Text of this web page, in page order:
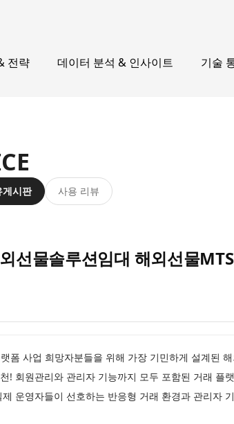
전략 데이터 분석 & 인사이트 기술
게시판 사용 리뷰
선물솔루션임대 해외선물MTS
폼 사업 희망자분들을 위해 가장 기민하게 설계된
회원관리와 관리자 기능까지 모두 포함된 거래 플
운영자들이 선호하는 반응형 거래 환경과 관리자